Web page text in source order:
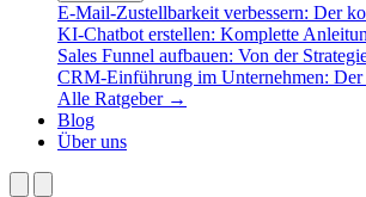
E-Mail-Zustellbarkeit verbessern: Der
KI-Chatbot erstellen: Komplette
Sales Funnel aufbauen: Von der
CRM-Einführung im Unternehmen:
Alle Ratgeber →
Blog
Über uns